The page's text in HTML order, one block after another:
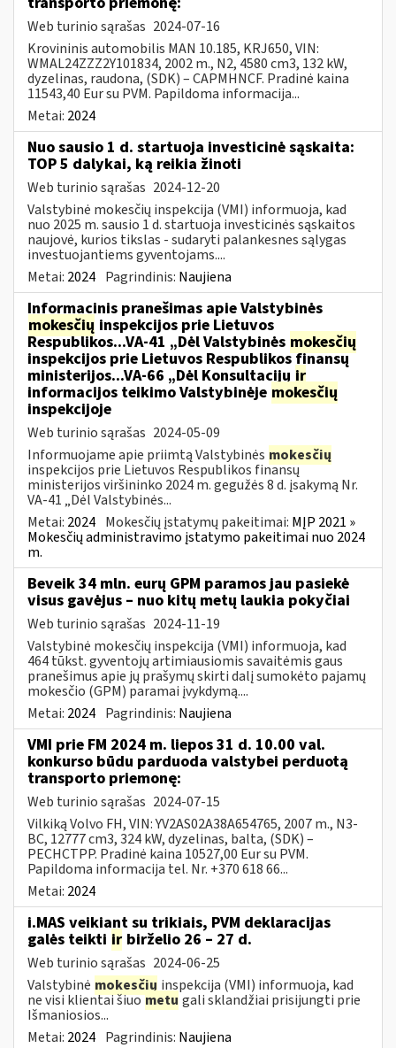
Web turinio sąrašas 2024-07-16
Krovininis automobilis MAN 10.185, KRJ650, VIN:
WMAL24ZZZ2Y101834, 2002 m., N2, 4580 cm3, 132 kW,
dyzelinas, raudona, (SDK) – CAPMHNCF. Pradinė kaina
11543,40 Eur su PVM. Papildoma informacija...
Metai: 2024
Nuo sausio 1 d. startuoja investicinė sąskaita:
TOP 5 dalykai, ką reikia žinoti
Web turinio sąrašas 2024-12-20
Valstybinė mokesčių inspekcija (VMI) informuoja, kad
nuo 2025 m. sausio 1 d. startuoja investicinės sąskaitos
naujovė, kurios tikslas - sudaryti palankesnes sąlygas
investuojantiems gyventojams....
Metai: 2024 Pagrindinis: Naujiena
Informacinis pranešimas apie Valstybinės
mokesčių inspekcijos prie Lietuvos
Respublikos...VA-41 „Dėl Valstybinės mokesčių
inspekcijos prie Lietuvos Respublikos finansų
ministerijos...VA-66 „Dėl Konsultacijų ir
informacijos teikimo Valstybinėje mokesčių
inspekcijoje
Web turinio sąrašas 2024-05-09
Informuojame apie priimtą Valstybinės mokesčių
inspekcijos prie Lietuvos Respublikos finansų
ministerijos viršininko 2024 m. gegužės 8 d. įsakymą Nr.
VA-41 „Dėl Valstybinės...
Metai: 2024 Mokesčių įstatymų pakeitimai: MĮP 2021 »
Mokesčių administravimo įstatymo pakeitimai nuo 2024
m.
Beveik 34 mln. eurų GPM paramos jau pasiekė
visus gavėjus – nuo kitų metų laukia pokyčiai
Web turinio sąrašas 2024-11-19
Valstybinė mokesčių inspekcija (VMI) informuoja, kad
464 tūkst. gyventojų artimiausiomis savaitėmis gaus
pranešimus apie jų prašymų skirti dalį sumokėto pajamų
mokesčio (GPM) paramai įvykdymą....
Metai: 2024 Pagrindinis: Naujiena
VMI prie FM 2024 m. liepos 31 d. 10.00 val.
konkurso būdu parduoda valstybei perduotą
transporto priemonę:
Web turinio sąrašas 2024-07-15
Vilkiką Volvo FH, VIN: YV2AS02A38A654765, 2007 m., N3-
BC, 12777 cm3, 324 kW, dyzelinas, balta, (SDK) –
PECHCTPP. Pradinė kaina 10527,00 Eur su PVM.
Papildoma informacija tel. Nr. +370 618 66...
Metai: 2024
i.MAS veikiant su trikiais, PVM deklaracijas
galės teikti ir birželio 26 – 27 d.
Web turinio sąrašas 2024-06-25
Valstybinė mokesčių inspekcija (VMI) informuoja, kad
ne visi klientai šiuometu gali sklandžiai prisijungti prie
Išmaniosios...
Metai: 2024 Pagrindinis: Naujiena